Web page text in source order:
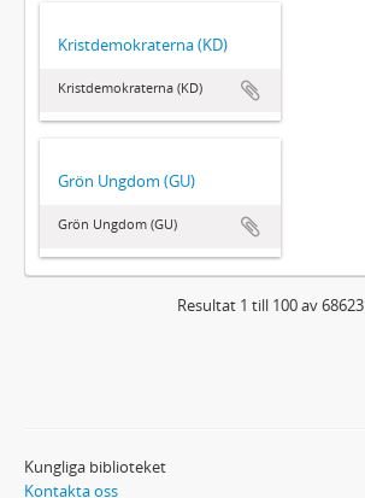
Kristdemokraterna (KD)
Kristdemokraterna (KD)
Grön Ungdom (GU)
Grön Ungdom (GU)
Resultat 1 till 100 av 68623
Kungliga biblioteket
Kontakta oss